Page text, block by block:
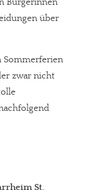
Bürgerinnen
über
Sommerferien
zwar nicht
St.